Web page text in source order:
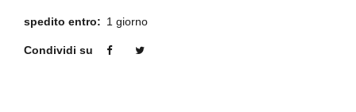
spedito entro: 1 giorno
Condividi su